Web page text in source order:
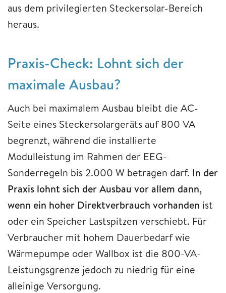
aus dem privilegierten Steckersolar-Bereich
heraus.
Praxis-Check: Lohnt sich der
maximale Ausbau?
Auch bei maximalem Ausbau bleibt die AC-
Seite eines Steckersolargeräts auf 800 VA
begrenzt, während die installierte
Modulleistung im Rahmen der EEG-
Sonderregeln bis 2.000 W betragen darf. In der
Praxis lohnt sich der Ausbau vor allem dann,
wenn ein hoher Direktverbrauch vorhanden ist
oder ein Speicher Lastspitzen verschiebt. Für
Verbraucher mit hohem Dauerbedarf wie
Wärmepumpe oder Wallbox ist die 800-VA-
Leistungsgrenze jedoch zu niedrig für eine
alleinige Versorgung.